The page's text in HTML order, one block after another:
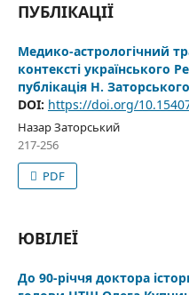
ПУБЛІКАЦІЇ
Медико-астрологічний
контексті українського
публікація Н.
DOI: https://doi.org/
Назар Заторський
217-256
PDF
ЮВІЛЕЇ
До 90-річчя доктора